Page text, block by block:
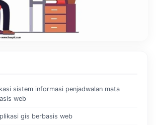
sistem informasi penjadwalan mata
web
gis berbasis web